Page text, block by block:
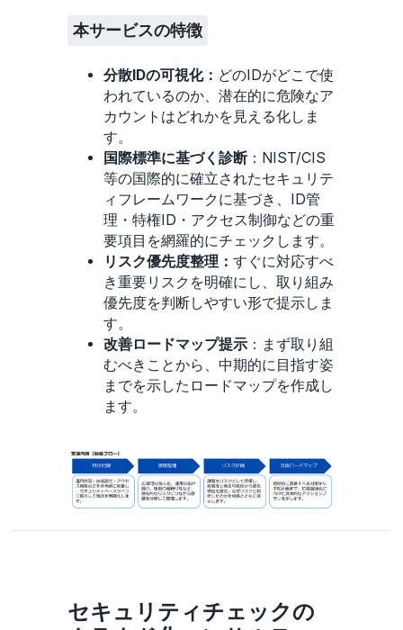
本サービスの特徴
分散IDの可視化： どのIDがどこで使
われているのか、潜在的に危険なア
カウントはどれかを見える化しま
す。
国際標準に基づく診断：NIST/CIS
等の国際的に確立されたセキュリテ
ィフレームワークに基づき、ID管
理・特権ID・アクセス制御などの重
要項目を網羅的にチェックします。
リスク優先度整理： すぐに対応すべ
き重要リスクを明確にし、取り組み
優先度を判断しやすい形で提示しま
す。
改善ロードマップ提示：まず取り組
むべきことから、中期的に目指す姿
までを示したロードマップを作成し
ます。
セキュリティチェックの